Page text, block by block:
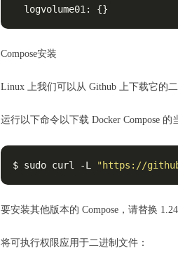
  logvolume01: {}
Compose安装
Linux 上我们可以从 Github 上下载它的二
运行以下命令以下载 Docker Compose 的
$ sudo curl -L "https://
要安装其他版本的 Compose，请替换
将可执行权限应用于二进制文件：